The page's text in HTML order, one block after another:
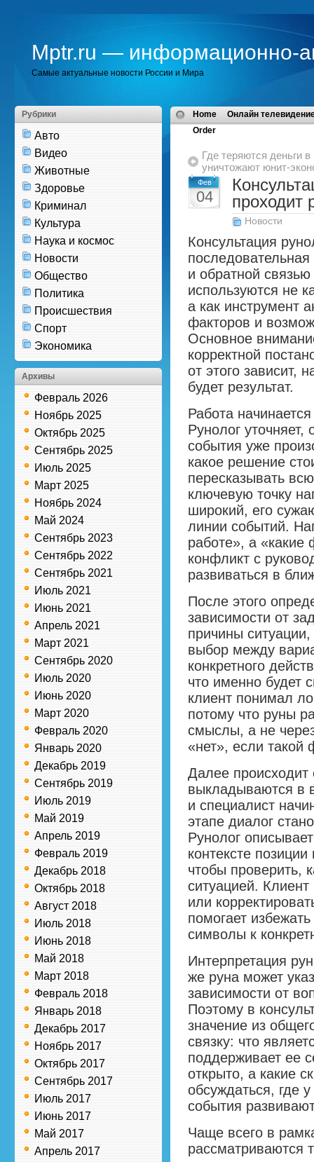
Mptr.ru — информационно-
Самые актуальные новости России и Мира
Рубрики
Авто
Видео
Животные
Здоровье
Криминал
Культура
Наука и космос
Новости
Общество
Политика
Происшествия
Спорт
Экономика
Архивы
Февраль 2026
Ноябрь 2025
Октябрь 2025
Сентябрь 2025
Июль 2025
Март 2025
Ноябрь 2024
Май 2024
Сентябрь 2023
Сентябрь 2022
Сентябрь 2021
Июль 2021
Июнь 2021
Апрель 2021
Март 2021
Сентябрь 2020
Июль 2020
Июнь 2020
Март 2020
Февраль 2020
Январь 2020
Декабрь 2019
Сентябрь 2019
Июль 2019
Май 2019
Апрель 2019
Февраль 2019
Декабрь 2018
Октябрь 2018
Август 2018
Июль 2018
Июнь 2018
Май 2018
Март 2018
Февраль 2018
Январь 2018
Декабрь 2017
Ноябрь 2017
Октябрь 2017
Сентябрь 2017
Июль 2017
Июнь 2017
Май 2017
Апрель 2017
Home
Онлайн
Order
Где теряются деньги
уничтожают юнит-
Фев
04
проходит
Новости
Консультация
и обратной
используются не
а как инструмент
факторов и
Основное
корректной
от этого зависит,
будет результат.
Работа
Рунолог
события уже
какое решение
пересказывать
ключевую точку
широкий, его
линии событий.
работе», а
конфликт с
развиваться в
После этого
зависимости от
причины
выбор между
конкретного
что именно будет
клиент понимал
потому что руны
смыслы, а не
«нет», если такой
Далее
выкладываются в
и специалист
этапе диалог
Рунолог
контексте
чтобы проверить,
ситуацией.
или
помогает
символы к
Интерпретация
же руна может
зависимости от
Поэтому в
значение из
связку: что
поддерживает ее
открыто, а какие
обсуждаться, где
события
Чаще всего в
рассматриваются